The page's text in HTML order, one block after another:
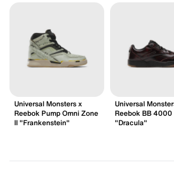
Universal Monsters x
Reebok Pump Omni Zone
II "Frankenstein"
Universal
Reebok BB 4000
"Dracula"